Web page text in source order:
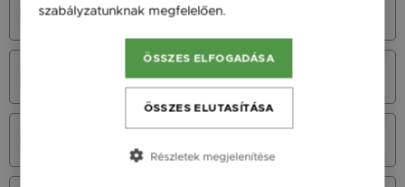
Neonkék
szabályzatunknak megfelelően.
ÖSSZES ELFOGADÁSA
ÖSSZES ELUTASÍTÁSA
Részletek megjelenítése